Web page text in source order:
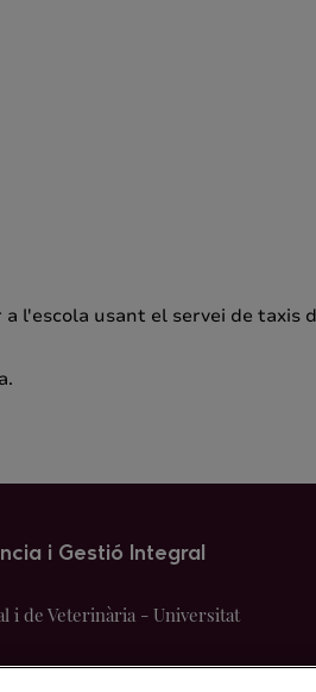
l'escola usant el servei de taxis
i Gestió Integral
i de Veterinària - Universitat